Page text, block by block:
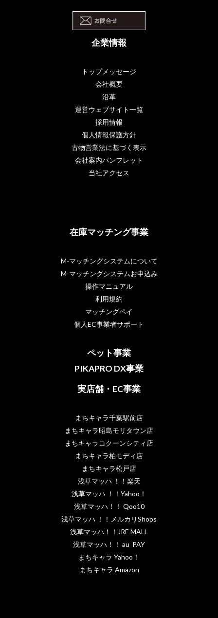
企業情報
トップメッセージ
会社概要
沿革
運営ウェブサイト一覧
採用情報
個人情報保護方針
古物営業法に基づく表示
会社案内パンフレット
当社アクセス
在庫マッチング事業
M-マッチングシステムについて
M-マッチングシステムお申込み
操作マニュアル
利用規約
マッチングペイ
個人EC事業者サポート
ペット事業
PIKAPRO DX事業
実店舗・EC事業
まちキャラ千葉駅前店
まちキャラ昭島モリタウン店
まちキャラコクーンシティ店
まちキャラ柏モディ店
まちキャラ松戸店
浅草マッハ ！！楽天
浅草マッハ ！！Yahoo！
浅草マッハ！！ Qoo10
浅草マッハ ！！メルカリShops
浅草マッハ！！JRE MALL
浅草マッハ！！ au PAY
まちキャラ Yahoo！
まちキャラ Amazon